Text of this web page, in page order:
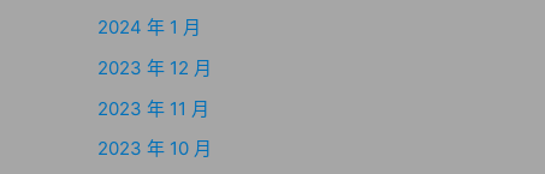
2024 年 1 月
2023 年 12 月
2023 年 11 月
2023 年 10 月